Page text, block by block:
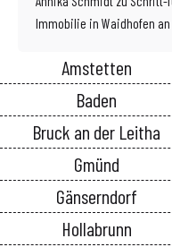
Immobilie in Waidhofen
Amstetten
Baden
Bruck an der Leitha
Gmünd
Gänserndorf
Hollabrunn